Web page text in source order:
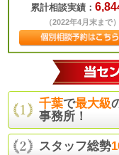
累計相談実績：
（2022年4月末まで）
千葉で最大級
事務所！
スタッフ総勢